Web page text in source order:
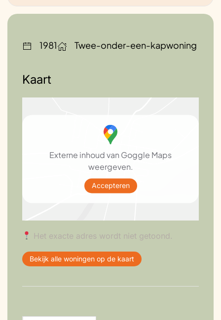
Waterbesparing overig
Zonneboiler
1981 Twee-onder-een-kapwoning
Kaart
Externe inhoud van Goggle Maps
weergeven.
Accepteren
Het exacte adres wordt niet getoond.
Bekijk alle woningen op de kaart